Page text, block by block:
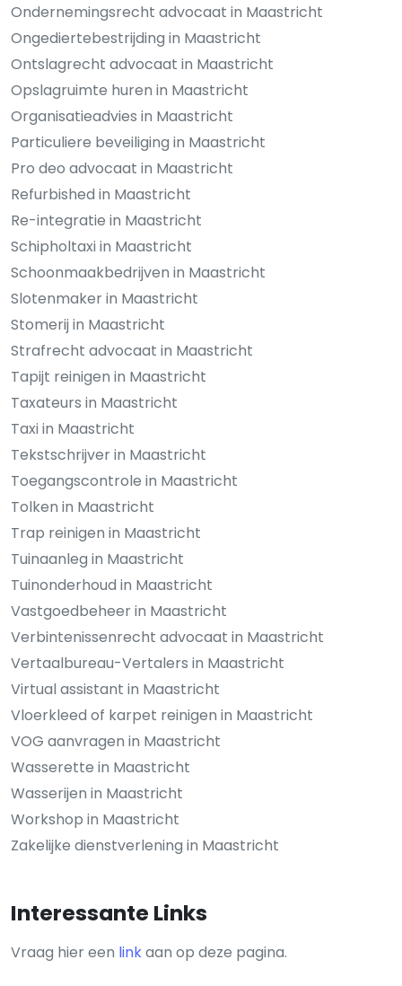
Ondernemingsrecht advocaat in Maastricht
Ongediertebestrijding in Maastricht
Ontslagrecht advocaat in Maastricht
Opslagruimte huren in Maastricht
Organisatieadvies in Maastricht
Particuliere beveiliging in Maastricht
Pro deo advocaat in Maastricht
Refurbished in Maastricht
Re-integratie in Maastricht
Schipholtaxi in Maastricht
Schoonmaakbedrijven in Maastricht
Slotenmaker in Maastricht
Stomerij in Maastricht
Strafrecht advocaat in Maastricht
Tapijt reinigen in Maastricht
Taxateurs in Maastricht
Taxi in Maastricht
Tekstschrijver in Maastricht
Toegangscontrole in Maastricht
Tolken in Maastricht
Trap reinigen in Maastricht
Tuinaanleg in Maastricht
Tuinonderhoud in Maastricht
Vastgoedbeheer in Maastricht
Verbintenissenrecht advocaat in Maastricht
Vertaalbureau-Vertalers in Maastricht
Virtual assistant in Maastricht
Vloerkleed of karpet reinigen in Maastricht
VOG aanvragen in Maastricht
Wasserette in Maastricht
Wasserijen in Maastricht
Workshop in Maastricht
Zakelijke dienstverlening in Maastricht
Interessante Links
Vraag hier een linkaan op deze pagina.